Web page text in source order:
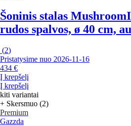
Šoninis stalas Mushroom
rudos spalvos, ø 40 cm,
(2)
Pristatysime nuo 2026‑11‑16
434 €
Į krepšelį
Į krepšelį
kiti variantai
+ Skersmuo (2)
Premium
Gazzda